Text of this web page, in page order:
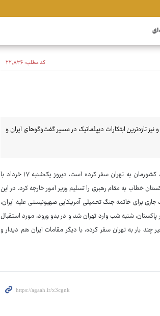
ای
کد مطلب:۲۲٬۸۳۶
تازه‌ترین ابتکارات دیپلماتیک در مسیر گفت‌وگوهای ایران و
: سیدمحسن نقوی، وزیر کشور پاکستان که برای دیدار و رایزنی با مقام‌های ارشد کشورمان به تهران سفر کرده است، دیروز یک‌شنبه ۱۷ خرداد با
خطاب به مقام رهبری را تسلیم وزیر امور خارجه کرد. در این
برای خاتمه جنگ تحمیلی آمریکایی صهیونیستی علیه ایران،
شنبه شب وارد تهران شد و در بدو ورود، مورد استقبال
بار به تهران سفر کرده، با دیگر مقامات ایران هم دیدار و